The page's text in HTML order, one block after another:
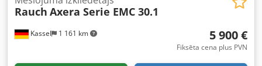
Kassel 1 161 km
Rauch Axera Serie EMC 30.1
5 900 €
Fiksēta cena plus PVN